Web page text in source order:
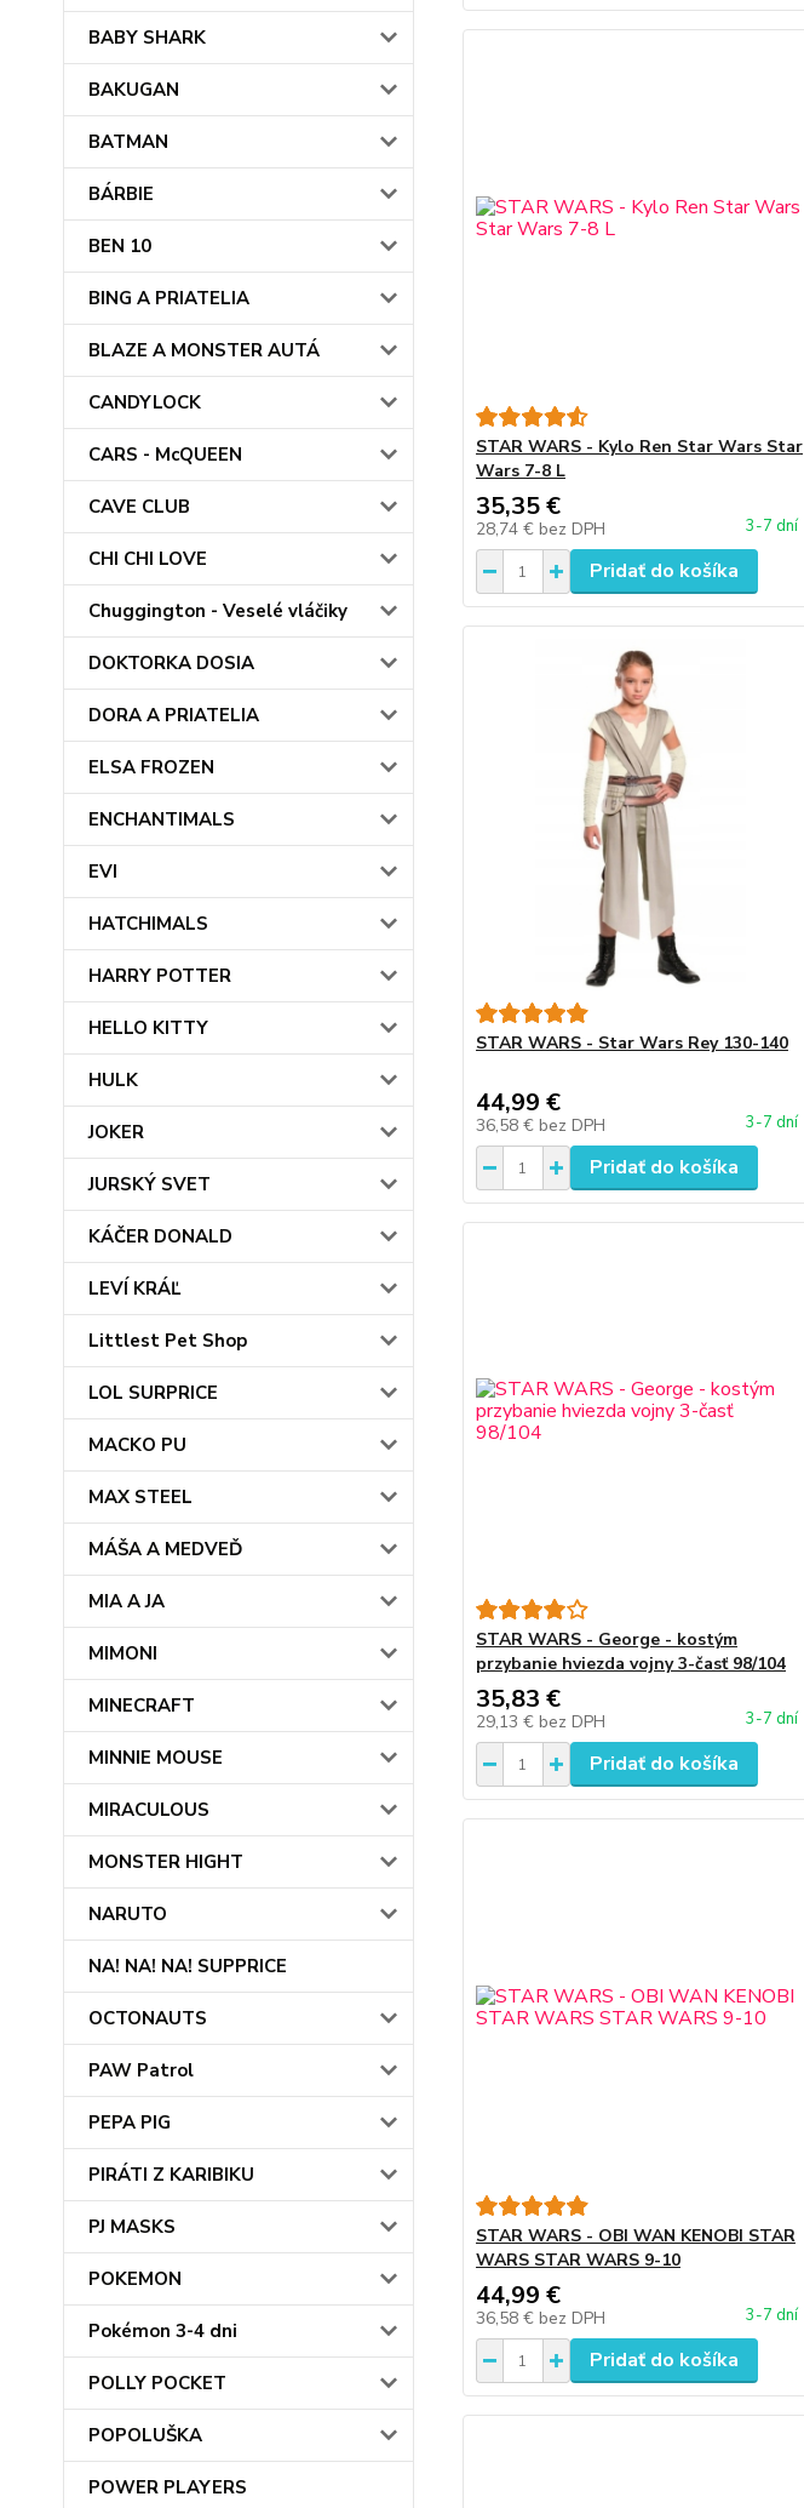
BABY SHARK
BAKUGAN
BATMAN
BÁRBIE
BEN 10
BING A PRIATELIA
BLAZE A MONSTER AUTÁ
CANDYLOCK
CARS - McQUEEN
CAVE CLUB
CHI CHI LOVE
Chuggington - Veselé vláčiky
DOKTORKA DOSIA
DORA A PRIATELIA
ELSA FROZEN
ENCHANTIMALS
EVI
HATCHIMALS
HARRY POTTER
HELLO KITTY
HULK
JOKER
JURSKÝ SVET
KÁČER DONALD
LEVÍ KRÁĽ
Littlest Pet Shop
LOL SURPRICE
MACKO PU
MAX STEEL
MÁŠA A MEDVEĎ
MIA A JA
MIMONI
MINECRAFT
MINNIE MOUSE
MIRACULOUS
MONSTER HIGHT
NARUTO
NA! NA! NA! SUPPRICE
OCTONAUTS
PAW Patrol
PEPA PIG
PIRÁTI Z KARIBIKU
PJ MASKS
POKEMON
Pokémon 3-4 dni
POLLY POCKET
POPOLUŠKA
POWER PLAYERS
STAR WARS - Kylo Ren Star Wars Star
Wars 7-8 L
35,35 €
28,74 € bez DPH 3-7 dní
Pridať do košíka
STAR WARS - Star Wars Rey 130-140
44,99 €
36,58 € bez DPH 3-7 dní
Pridať do košíka
STAR WARS - George - kostým
przybanie hviezda vojny 3-časť 98/104
35,83 €
29,13 € bez DPH 3-7 dní
Pridať do košíka
STAR WARS - OBI WAN KENOBI STAR
WARS STAR WARS 9-10
44,99 €
36,58 € bez DPH 3-7 dní
Pridať do košíka